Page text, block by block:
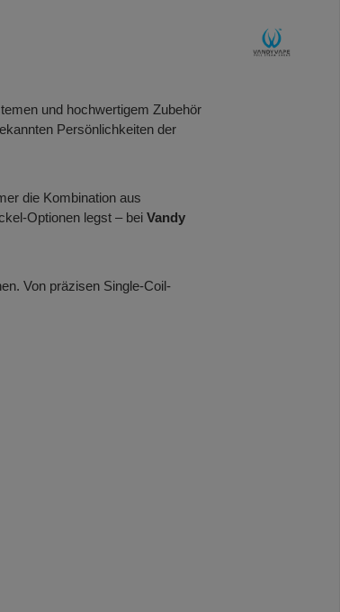
und hochwertigem Zubehör
Persönlichkeiten der
die Kombination aus
Optionen legst – bei Vandy
Von präzisen Single-Coil-